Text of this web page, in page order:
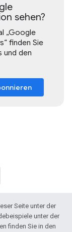
sehen?
„Google
finden Sie
und den
Seite unter der
unter der
finden Sie in den